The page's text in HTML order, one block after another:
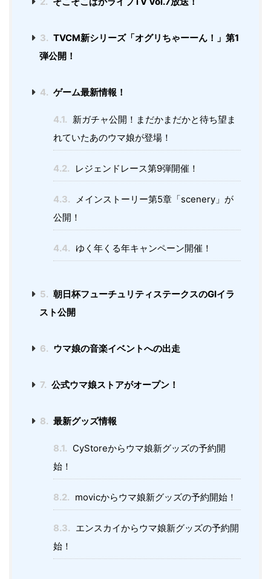
3. TVCM新シリーズ「オグリちゃーーん！」第1
弾公開！
4. ゲーム最新情報！
4.1. 新ガチャ公開！まだかまだかと待ち望ま
れていたあのウマ娘が登場！
4.2. レジェンドレース第9弾開催！
4.3.
メインストーリー第5章「scenery」が
公開！
4.4. ゆく年くる年キャンペーン開催！
5. 朝日杯フューチュリティステークスのGⅠイラ
スト公開
6. ウマ娘の音楽イベントへの出走
7. 公式ウマ娘ストアがオープン！
8. 最新グッズ情報
8.1. CyStoreからウマ娘新グッズの予約開
始！
8.2. movicからウマ娘新グッズの予約開始！
8.3. エンスカイからウマ娘新グッズの予約開
始！